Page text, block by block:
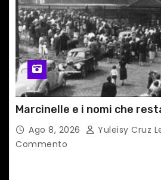
Marcinelle e i nomi che
Ago 8, 2026 Yuleisy Cruz
Commento